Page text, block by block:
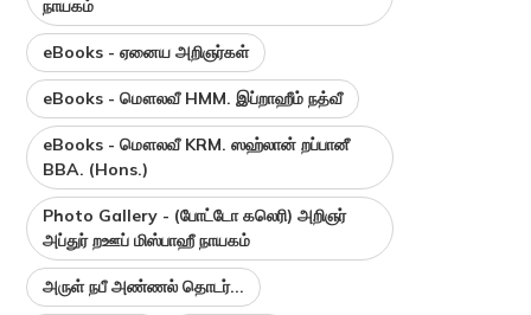
நாயகம்
eBooks - ஏனைய அறிஞர்கள்
eBooks - மௌலவீ HMM. இப்றாஹீம் நத்வீ
eBooks - மௌலவீ KRM. ஸஹ்லான் றப்பானீ
BBA. (Hons.)
Photo Gallery - (போட்டோ கலெரி) அறிஞர்
அப்துர் றஊப் மிஸ்பாஹீ நாயகம்
அருள் நபீ அண்ணல் தொடர்...